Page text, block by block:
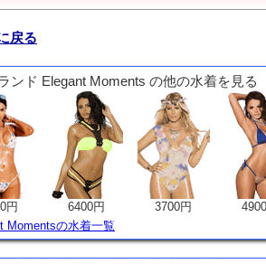
戻る
ンド Elegant Moments の他の水着を見る
円 6400円 3700円
Momentsの水着一覧